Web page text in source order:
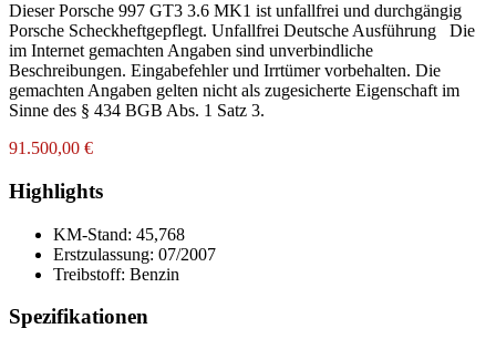
Dieser Porsche 997 GT3 3.6 MK1 ist unfallfrei und durchgängig
Porsche Scheckheftgepflegt. Unfallfrei Deutsche Ausführung Die
im Internet gemachten Angaben sind unverbindliche
Beschreibungen. Eingabefehler und Irrtümer vorbehalten. Die
gemachten Angaben gelten nicht als zugesicherte Eigenschaft im
Sinne des § 434 BGB Abs. 1 Satz 3.
91.500,00 €
Highlights
KM-Stand: 45,768
Erstzulassung: 07/2007
Treibstoff: Benzin
Spezifikationen